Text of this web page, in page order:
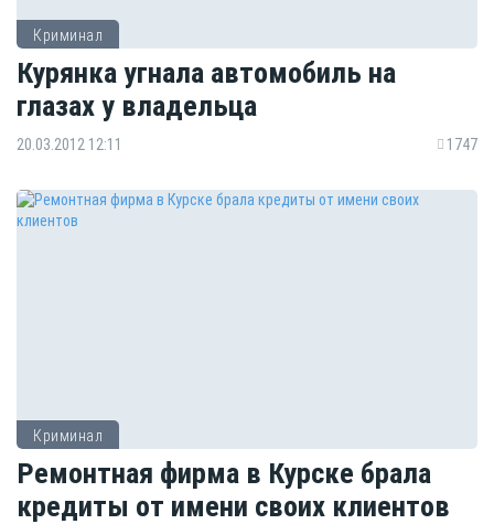
Криминал
Курянка угнала автомобиль на
глазах у владельца
20.03.2012 12:11 1747
Криминал
Ремонтная фирма в Курске брала
кредиты от имени своих клиентов